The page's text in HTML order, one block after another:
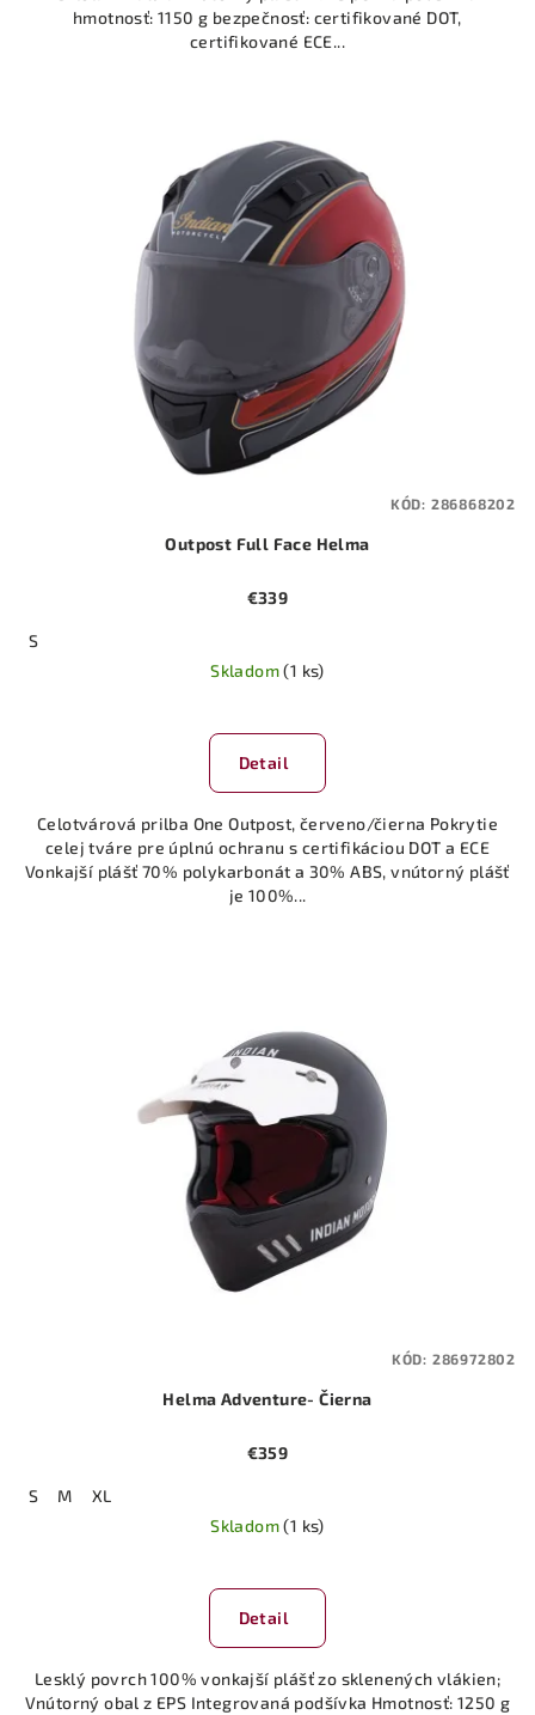
hmotnosť: 1150 g bezpečnosť: certifikované DOT,
certifikované ECE...
Outpost Full Face Helma
€339
S
Skladom(1 ks)
Detail
Celotvárová prilba One Outpost, červeno/čierna Pokrytie
celej tváre pre úplnú ochranu s certifikáciou DOT a ECE
Vonkajší plášť 70% polykarbonát a 30% ABS, vnútorný plášť
je 100%...
KÓD: 286868202
Helma Adventure- Čierna
€359
S M
XL
Skladom(1 ks)
Detail
Lesklý povrch 100% vonkajší plášť zo sklenených vlákien;
Vnútorný obal z EPS Integrovaná podšívka Hmotnosť: 1250 g
KÓD: 286972802